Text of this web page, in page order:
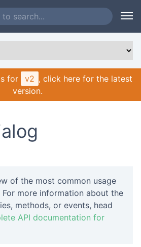
for v2 , click here for the latest
version.
of the most common usage
more information about the
methods, or events, head
API documentation for